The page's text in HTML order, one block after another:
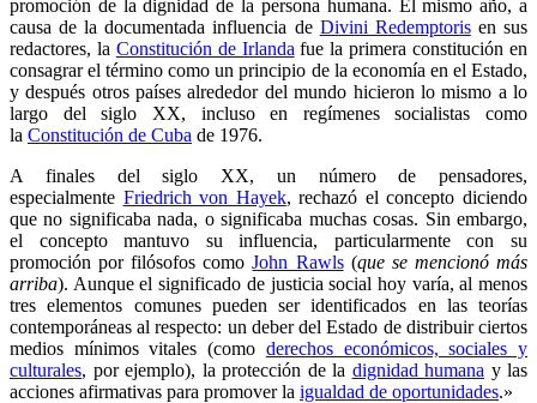
promoción de la dignidad de la persona humana. El mismo año, a
causa de la documentada influencia de Divini Redemptorisen sus
redactores, la Constitución de Irlanda fue la primera constitución en
consagrar el término como un principio de la economía en el Estado,
y después otros países alrededor del mundo hicieron lo mismo a lo
largo del siglo XX, incluso en regímenes socialistas como
la Constitución de Cuba de 1976.
A finales del siglo XX, un número de pensadores,
especialmente Friedrich von Hayek, rechazó el concepto diciendo
que no significaba nada, o significaba muchas cosas.​ Sin embargo,
el concepto mantuvo su influencia, particularmente con su
promoción por filósofos comoJohn Rawls(que se mencionó más
arriba). Aunque el significado de justicia social hoy varía, al menos
tres elementos comunes pueden ser identificados en las teorías
contemporáneas al respecto: un deber del Estado de distribuir ciertos
medios mínimos vitales (como derechos económicos, sociales y
culturales, por ejemplo), la protección de la dignidad humana y las
acciones afirmativas para promover la igualdad de oportunidades.»